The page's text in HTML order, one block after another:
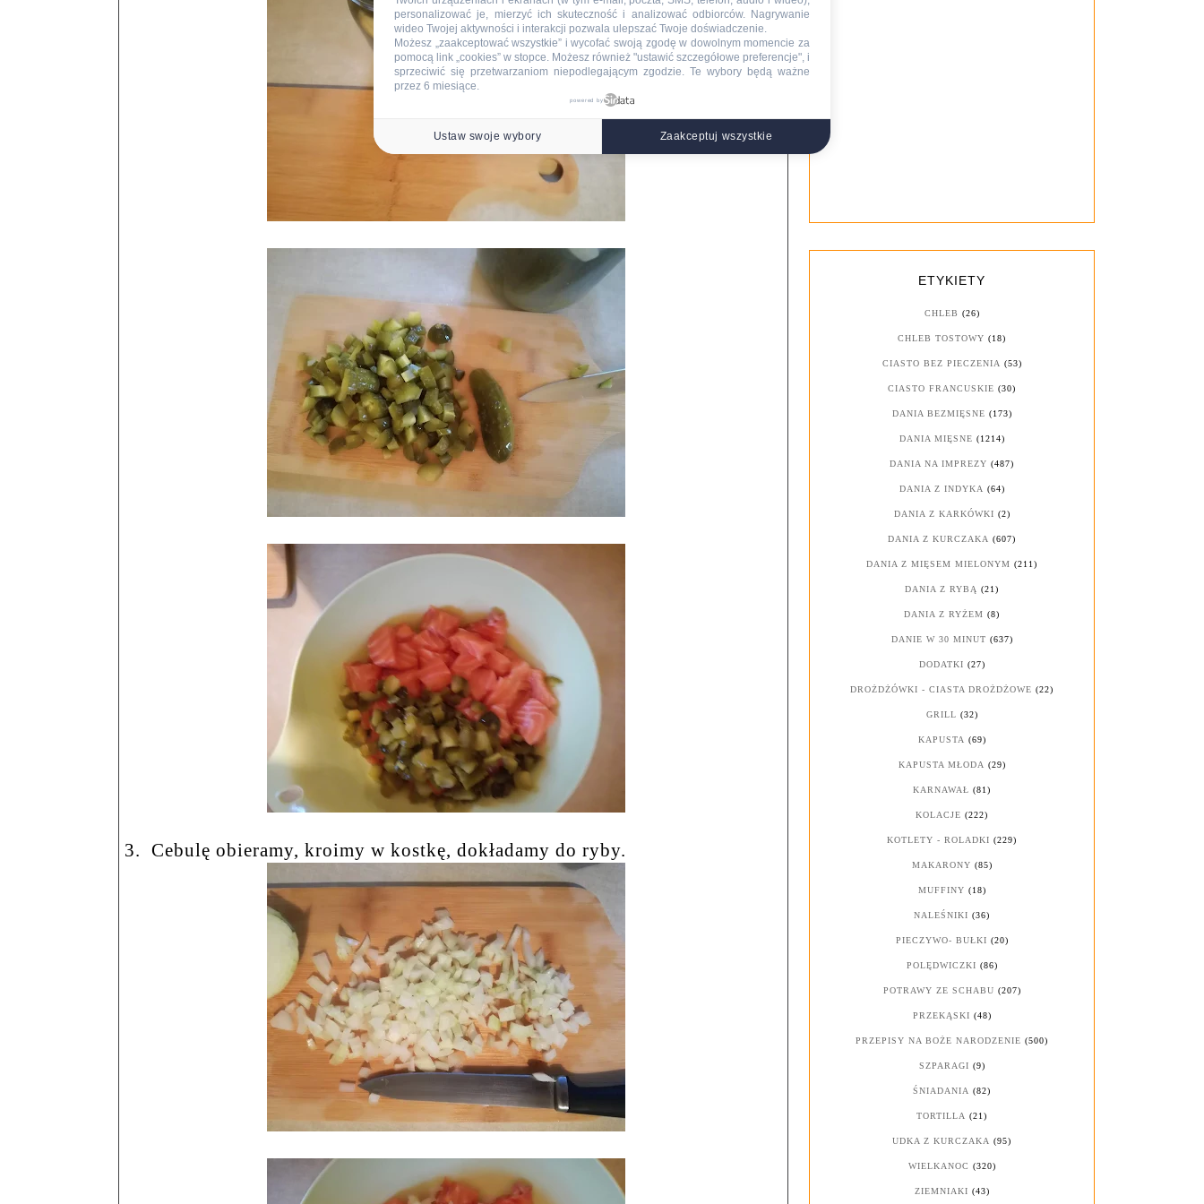
3. Cebulę obieramy, kroimy w kostkę, dokładamy do ryby.
ETYKIETY
CHLEB (26)
CHLEB TOSTOWY (18)
CIASTO BEZ PIECZENIA (53)
CIASTO FRANCUSKIE (30)
DANIA BEZMIĘSNE (173)
DANIA MIĘSNE (1214)
DANIA NA IMPREZY (487)
DANIA Z INDYKA (64)
DANIA Z KARKÓWKI (2)
DANIA Z KURCZAKA (607)
DANIA Z MIĘSEM MIELONYM (211)
DANIA Z RYBĄ (21)
DANIA Z RYŻEM (8)
DANIE W 30 MINUT (637)
DODATKI (27)
DROŻDŻÓWKI - CIASTA DROŻDŻOWE (22)
GRILL (32)
KAPUSTA (69)
KAPUSTA MŁODA (29)
KARNAWAŁ (81)
KOLACJE (222)
KOTLETY - ROLADKI (229)
MAKARONY (85)
MUFFINY (18)
NALEŚNIKI (36)
PIECZYWO- BUŁKI (20)
POLĘDWICZKI (86)
POTRAWY ZE SCHABU (207)
PRZEKĄSKI (48)
PRZEPISY NA BOŻE NARODZENIE (500)
SZPARAGI (9)
ŚNIADANIA (82)
TORTILLA (21)
UDKA Z KURCZAKA (95)
WIELKANOC (320)
ZIEMNIAKI (43)
personalizować je, mierzyć ich skuteczność i analizować odbiorców. Nagrywanie
wideo Twojej aktywności i interakcji pozwala ulepszać Twoje doświadczenie.
Możesz „zaakceptować wszystkie” i wycofać swoją zgodę w dowolnym momencie za
pomocą link „cookies” w stopce. Możesz również "ustawić szczegółowe preferencje", i
sprzeciwić się przetwarzaniom niepodlegającym zgodzie. Te wybory będą ważne
przez 6 miesiące.
powered by
Ustaw swoje wybory Zaakceptuj wszystkie